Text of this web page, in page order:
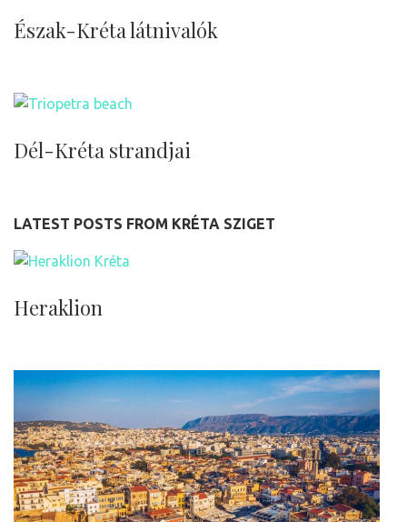
Észak-Kréta látnivalók
Dél-Kréta strandjai
LATEST POSTS FROM KRÉTA SZIGET
Heraklion